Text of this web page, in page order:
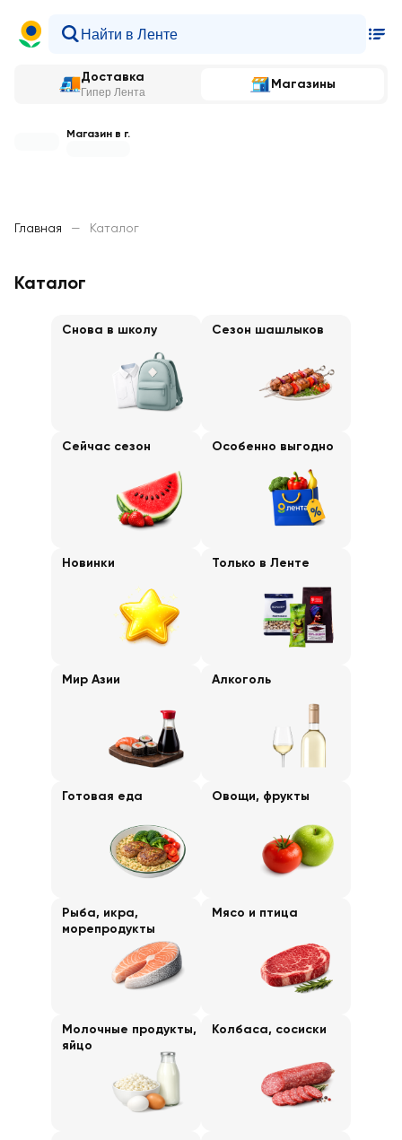
Доставка
Гипер Лента
Магазины
Магазин в г.
Главная — Каталог
Каталог
Снова в школу Сезон шашлыков
Сейчас сезон Особенно выгодно
Новинки Только в Ленте
Мир Азии Алкоголь
Готовая еда Овощи, фрукты
Рыба, икра,
морепродукты
Мясо и птица
Молочные продукты,
яйцо
Колбаса, сосиски